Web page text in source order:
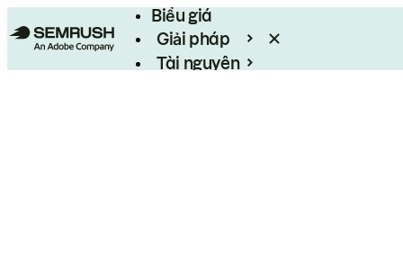
Biểu giá
Giải pháp
Tài nguyên